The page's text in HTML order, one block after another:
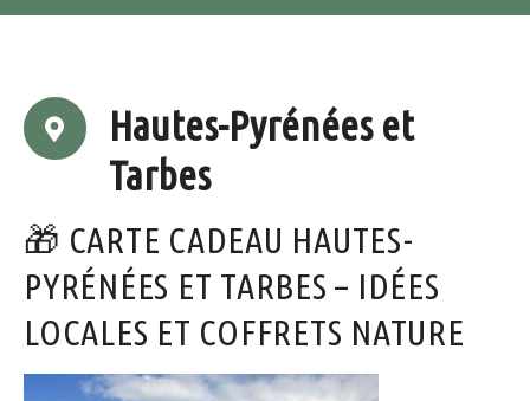
Hautes-Pyrénées et
Tarbes
🎁 CARTE CADEAU HAUTES-
PYRÉNÉES ET TARBES – IDÉES
LOCALES ET COFFRETS NATURE